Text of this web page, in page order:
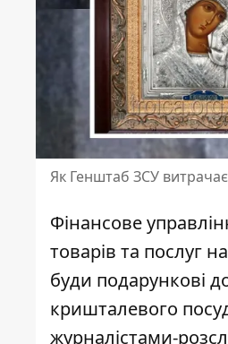
Як Генштаб ЗСУ
Фінансове
товарів та послуг
буди подарункові
кришталевого
журналістами-